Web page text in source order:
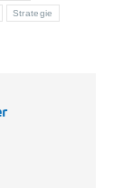
Strategie